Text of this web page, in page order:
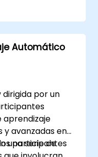
diversos
de imágenes,
y traducción
y la estabilidad
Automático
por un
aprendizaje
avanzadas en
una serie de
participantes